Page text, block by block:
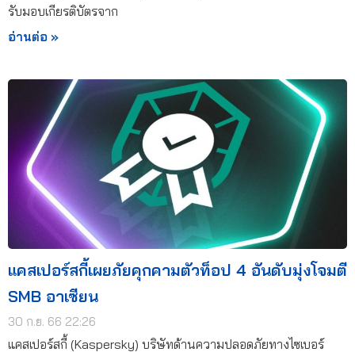
รับมอบเกียรติบัตรจาก
อ่านต่อ »
แคสเปอร์สกี้เผยภัยคุกคามตัวท็อป 4 อันดับมุ่งโจมตี
SMB อาเซียน
30 ก.ย. 66 22:26
แคสเปอร์สกี้ (Kaspersky) บริษัทด้านความปลอดภัยทางไซเบอร์